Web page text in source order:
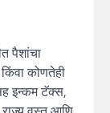
पैशांचा
कोणतेही
इन्कम टॅक्स,